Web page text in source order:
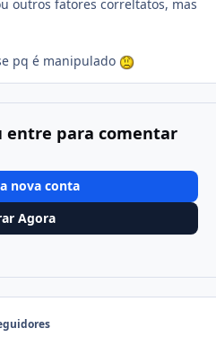
outros fatores correltatos, mas
pq é manipulado
entre para comentar
nova conta
Agora